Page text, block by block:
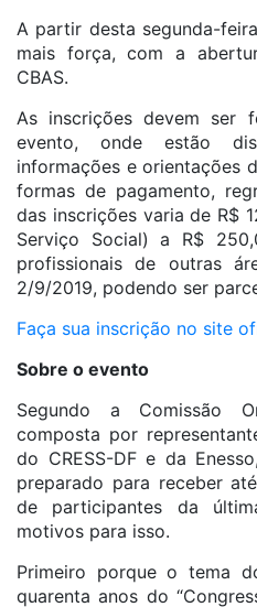
A partir desta segunda-
mais força, com a
CBAS.
As inscrições devem ser
evento, onde estão
informações e orientações
formas de pagamento,
das inscrições varia de R$
Serviço Social) a R$
profissionais de outras
2/9/2019, podendo ser
Faça sua inscrição no site
Sobre o evento
Segundo a Comissão
composta por
do CRESS-DF e da
preparado para receber
de participantes da
motivos para isso.
Primeiro porque o tema
quarenta anos do